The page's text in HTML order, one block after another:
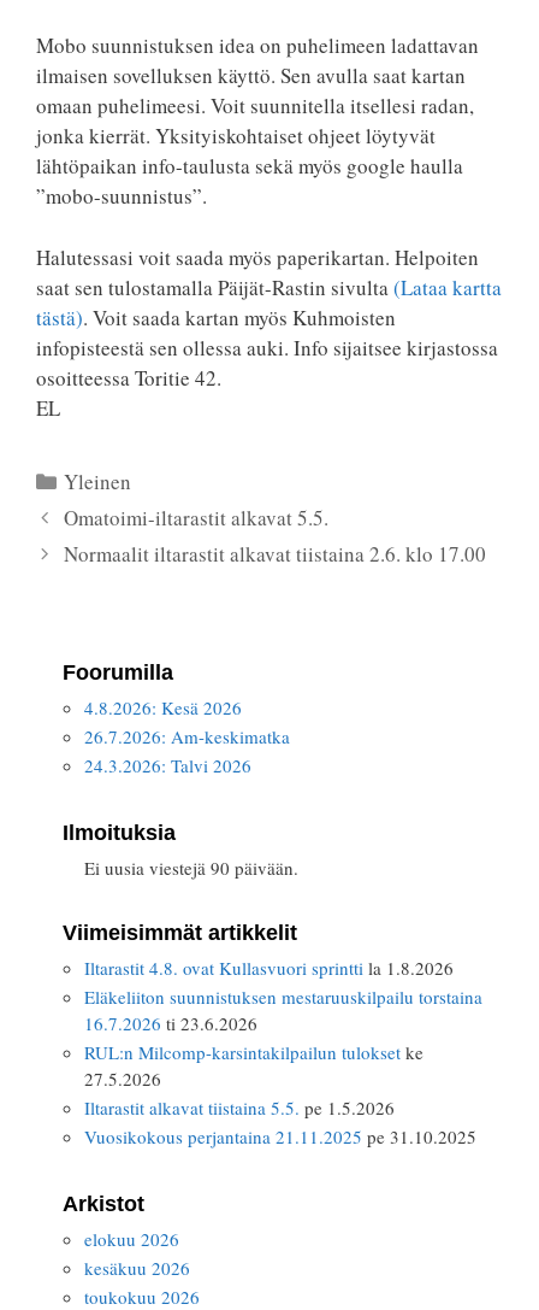
Mobo suunnistuksen idea on puhelimeen ladattavan
ilmaisen sovelluksen käyttö. Sen avulla saat kartan
omaan puhelimeesi. Voit suunnitella itsellesi radan,
jonka kierrät. Yksityiskohtaiset ohjeet löytyvät
lähtöpaikan info-taulusta sekä myös google haulla
”mobo-suunnistus”.
Halutessasi voit saada myös paperikartan. Helpoiten
saat sen tulostamalla Päijät-Rastin sivulta (Lataa kartta
tästä). Voit saada kartan myös Kuhmoisten
infopisteestä sen ollessa auki. Info sijaitsee kirjastossa
osoitteessa Toritie 42.
EL
Kategoriat
Yleinen
Omatoimi-iltarastit alkavat 5.5.
Normaalit iltarastit alkavat tiistaina 2.6. klo 17.00
Foorumilla
4.8.2026: Kesä 2026
26.7.2026: Am-keskimatka
24.3.2026: Talvi 2026
Ilmoituksia
Ei uusia viestejä 90 päivään.
Viimeisimmät artikkelit
Iltarastit 4.8. ovat Kullasvuori sprintti la 1.8.2026
Eläkeliiton suunnistuksen mestaruuskilpailu torstaina
16.7.2026 ti 23.6.2026
RUL:n Milcomp-karsintakilpailun tulokset ke
27.5.2026
Iltarastit alkavat tiistaina 5.5. pe 1.5.2026
Vuosikokous perjantaina 21.11.2025 pe 31.10.2025
Arkistot
elokuu 2026
kesäkuu 2026
toukokuu 2026